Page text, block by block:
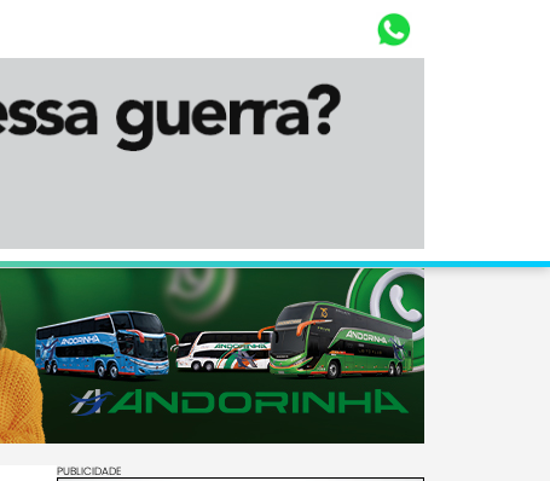
Diário Corumbaense
PUBLICIDADE